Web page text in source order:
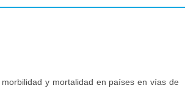
y mortalidad en países en vías de